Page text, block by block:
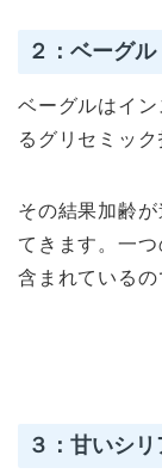
２：ベーグル
ベーグルはイ
るグリセミッ
その結果加齢
てきます。一
含まれているの
３：甘いシリ